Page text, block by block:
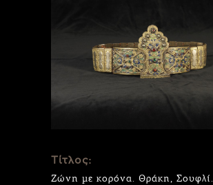
Τίτλος:
Ζώνη με κορόνα. Θράκη, Σουφλί.